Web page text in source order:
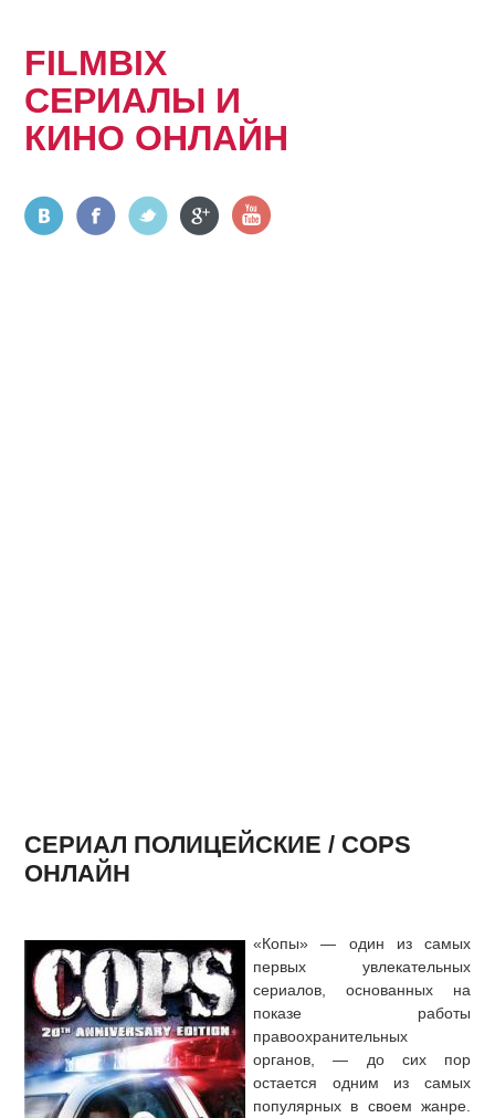
FILMBIX
СЕРИАЛЫ И
КИНО ОНЛАЙН
СЕРИАЛ ПОЛИЦЕЙСКИЕ / COPS
ОНЛАЙН
«Копы» — один из самых
первых увлекательных
сериалов, основанных на
показе работы
правоохранительных
органов, — до сих пор
остается одним из самых
популярных в своем жанре.